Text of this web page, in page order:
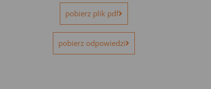
pobierz plik pdf
pobierz odpowiedzi